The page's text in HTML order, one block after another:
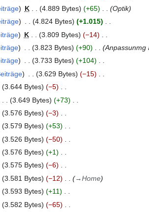
K 4.889 Bytes +65
Optik
4.824 Bytes
+1.015
K 3.809 Bytes
−14
3.823 Bytes +90
Anpassunmg
3.733 Bytes
+104
3.629 Bytes
−15
3.644 Bytes
−5
3.649 Bytes
+73
3.576 Bytes
−3
3.579 Bytes
+53
3.526 Bytes
−50
3.576 Bytes
+1
3.575 Bytes
−6
3.581 Bytes −12 →Home
3.593 Bytes
+11
3.582 Bytes
−65